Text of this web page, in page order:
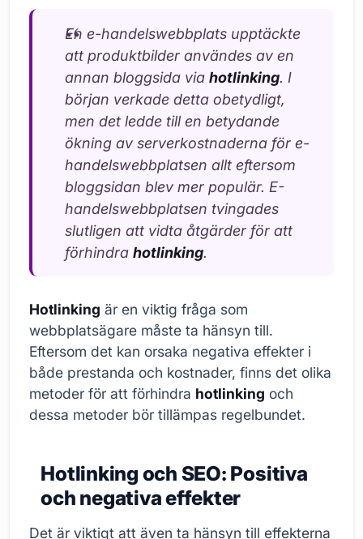
En e-handelswebbplats upptäckte
att produktbilder användes av en
annan bloggsida via hotlinking. I
början verkade detta obetydligt,
men det ledde till en betydande
ökning av serverkostnaderna för e-
handelswebbplatsen allt eftersom
bloggsidan blev mer populär. E-
handelswebbplatsen tvingades
slutligen att vidta åtgärder för att
förhindra hotlinking.
Hotlinking är en viktig fråga som
webbplatsägare måste ta hänsyn till.
Eftersom det kan orsaka negativa effekter i
både prestanda och kostnader, finns det olika
metoder för att förhindra hotlinking och
dessa metoder bör tillämpas regelbundet.
Hotlinking och SEO: Positiva
och negativa effekter
Det är viktigt att även ta hänsyn till effekterna